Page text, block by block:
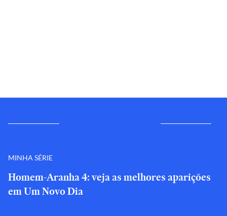
MINHA SÉRIE
Homem-Aranha 4: veja as melhores aparições
em Um Novo Dia